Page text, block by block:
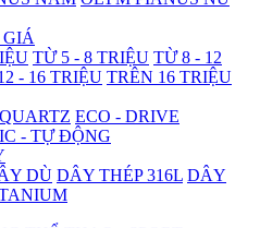
TỪ 5 - 8 TRIỆU TỪ 8 - 12
- 16 TRIỆU TRÊN 16 TRIỆU
ECO - DRIVE
- TỰ ĐỘNG
DÙ DÂY THÉP 316L DÂY